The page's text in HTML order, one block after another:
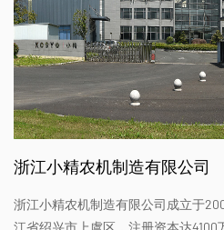
浙江小精农机制造有限公司
浙江小精农机制造有限公司成立于
江省绍兴市上虞区，注册资本达4100